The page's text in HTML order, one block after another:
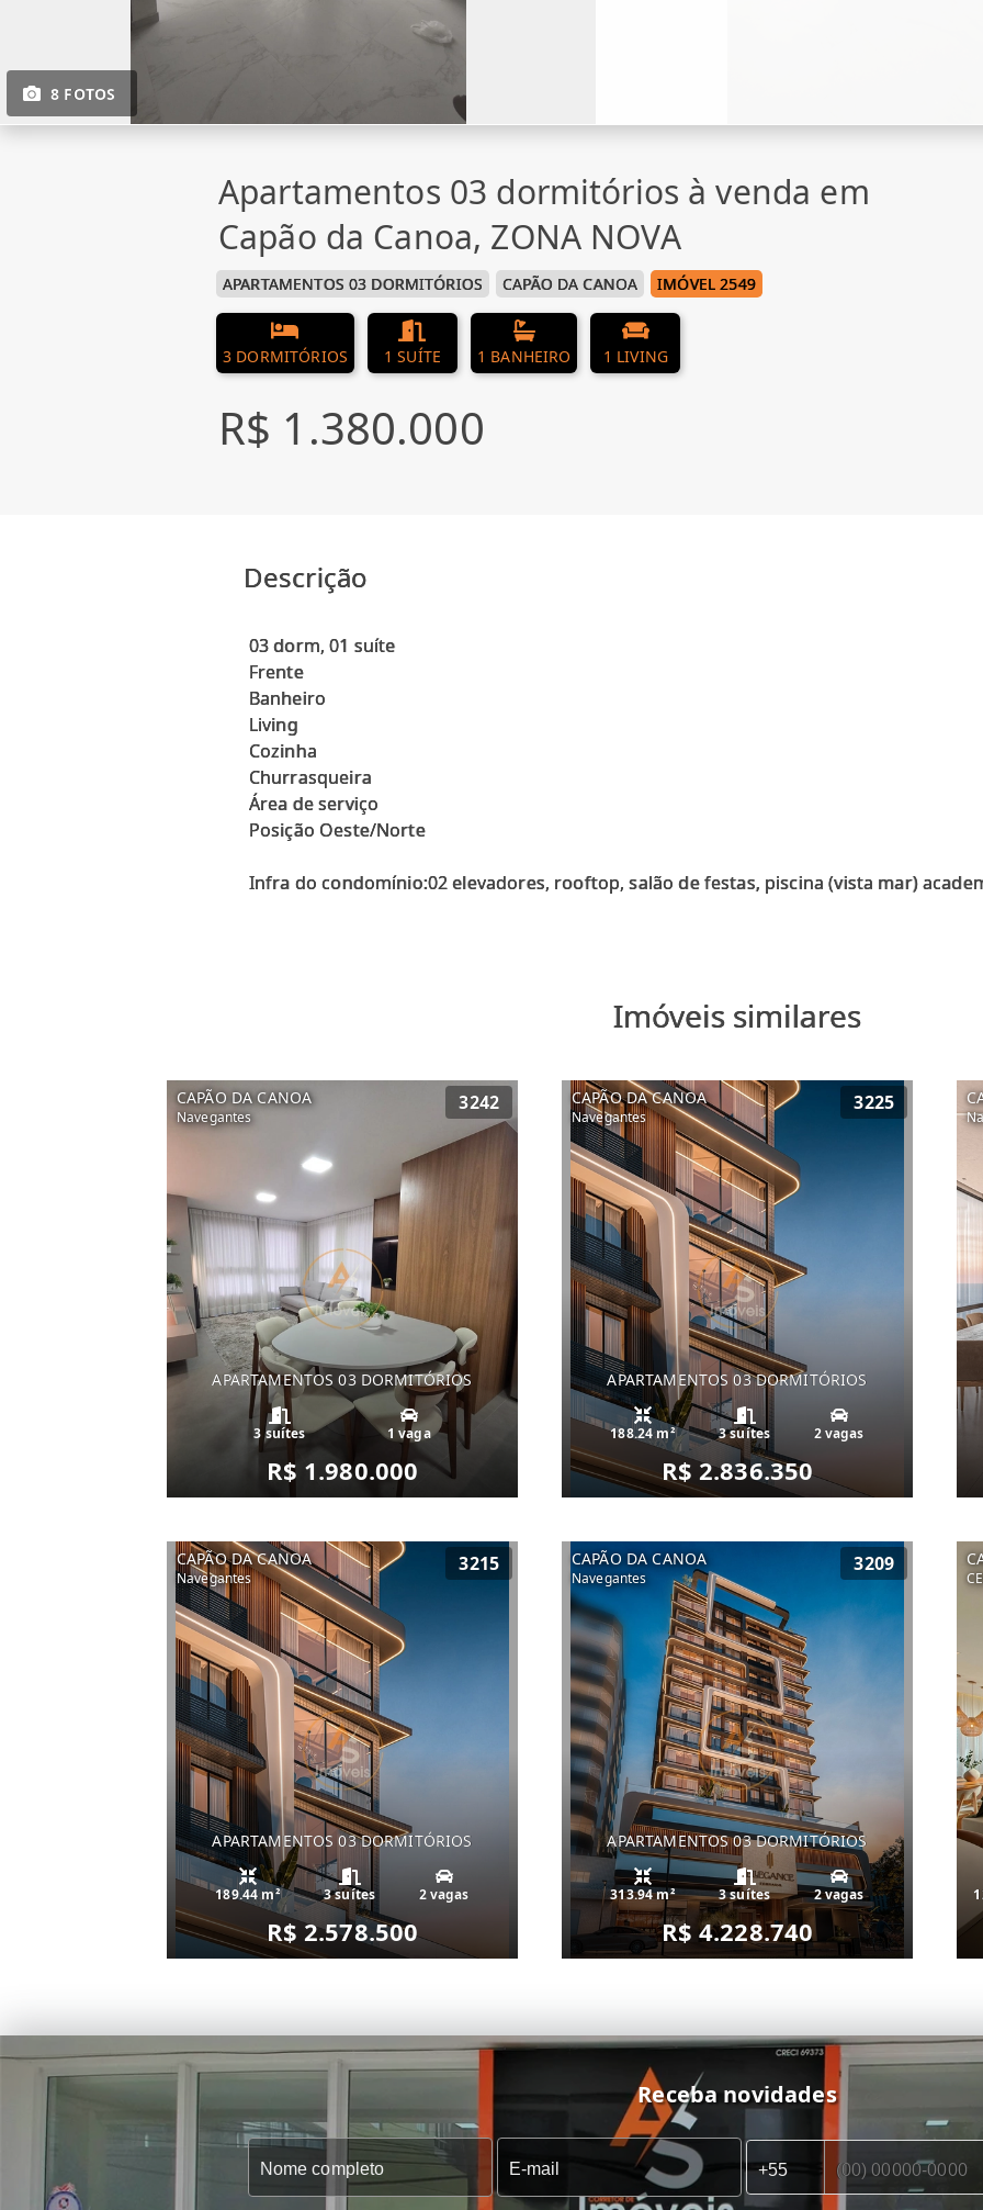
8 FOTOS
Apartamentos 03 dormitórios à venda em
Capão da Canoa, ZONA NOVA
APARTAMENTOS 03 DORMITÓRIOS CAPÃO DA CANOA IMÓVEL 2549
3 DORMITÓRIOS 1 SUÍTE 1 BANHEIRO 1 LIVING
R$ 1.380.000
Descrição
03 dorm, 01 suíte
Frente
Banheiro
Living
Cozinha
Churrasqueira
Área de serviço
Posição Oeste/Norte
Imóveis similares
CAPÃO DA CANOA
Navegantes
3242
APARTAMENTOS 03 DORMITÓRIOS
3 suítes 1 vaga
R$ 1.980.000
CAPÃO DA CANOA
Navegantes
3225
APARTAMENTOS 03 DORMITÓRIOS
188.24 m² 3 suítes 2 vagas
R$ 2.836.350
CAPÃO DA CANOA
Navegantes
3215
APARTAMENTOS 03 DORMITÓRIOS
189.44 m² 3 suítes 2 vagas
R$ 2.578.500
CAPÃO DA CANOA
Navegantes
3209
APARTAMENTOS 03 DORMITÓRIOS
313.94 m² 3 suítes 2 vagas
R$ 4.228.740
Receba novidades